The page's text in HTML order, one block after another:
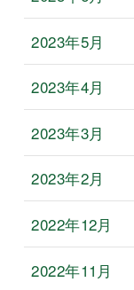
2023年5月
2023年4月
2023年3月
2023年2月
2022年12月
2022年11月